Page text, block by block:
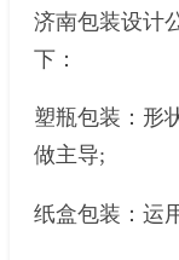
济南包装设计
下：
塑瓶包装：形
做主导;
纸盒包装：运